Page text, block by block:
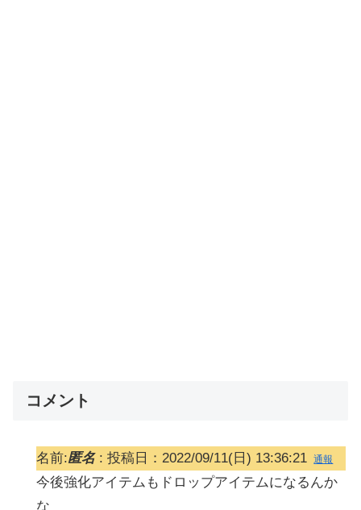
コメント
名前:匿名: 投稿日：2022/09/11(日) 13:36:21 通報
今後強化アイテムもドロップアイテムになるんか
な